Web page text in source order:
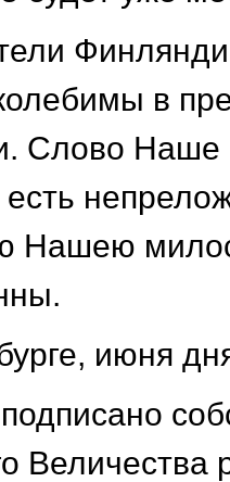
в
Слово Наше
есть
Нашею
июня
Величества